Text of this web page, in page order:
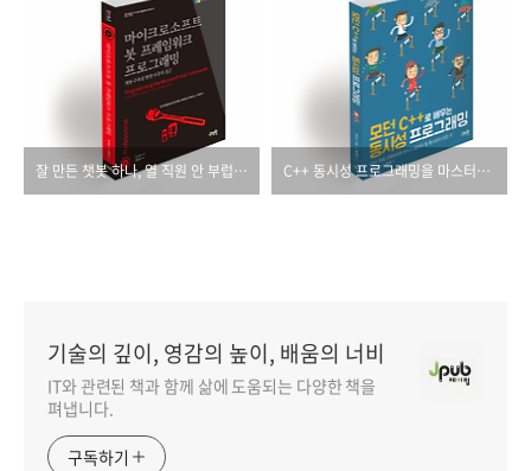
잘 만든 챗봇 하나, 열 직원 안 부럽다! C++ 동시성 프로그래밍을 마스터할 수 있는 실용적 안내서!
기술의 깊이, 영감의 높이, 배움의 너비
IT와 관련된 책과 함께 삶에 도움되는 다양한 책을
펴냅니다.
구독하기